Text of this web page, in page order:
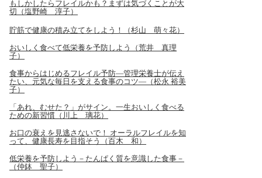
もしかしたらフレイルかも？まずは気づくことが大
切（塩野崎 淳子）
貯筋で健康の積み立てをしよう！（杉山 萌々花）
おいしく食べて低栄養を予防しよう（荒井 真理
子）
食事からはじめるフレイル予防―管理栄養士が伝え
たい、元気な毎日を支える食事のコツ―（松永 裕美
子）
「あれ、むせた？」がサイン。一生おいしく食べる
ための新習慣（川上 璃花）
お口の衰えを見逃さないで！ オーラルフレイルを知
って、健康長寿を目指そう（百木 和）
低栄養を予防しよう－たんぱく質を意識した食事－
（仲鉢 聖子）